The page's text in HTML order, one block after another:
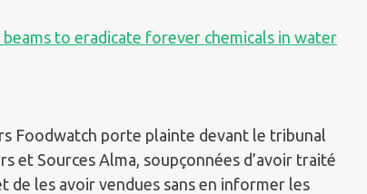
to eradicate forever chemicals in water
Foodwatch porte plainte devant le tribunal
et Sources Alma, soupçonnées d’avoir traité
les avoir vendues sans en informer les